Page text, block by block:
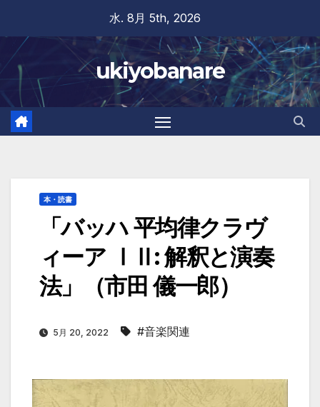
content
水. 8月 5th, 2026
ukiyobanare
本・読書
「バッハ 平均律クラヴ
ィーア ⅠⅡ: 解釈と演奏
法」（市田 儀一郎）
5月 20, 2022 #音楽関連